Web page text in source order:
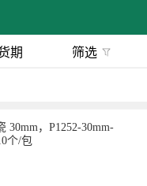
期 筛选
30mm，P1252-30mm-
个/包